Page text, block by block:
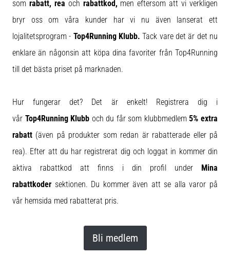
8 min. läsning
Blixtsnabb
löpning
och
Vad
de
och
hur
genomförs
de?
praktiken
som rabatt, rea och rabattkod, men eftersom att vi verkligen
bryr oss om våra kunder har vi nu även lanserat ett
lojalitetsprogram - Top4Running Klubb.Tack vare det är det nu
enklare än någonsin att köpa dina favoriter från Top4Running
till det bästa priset på marknaden.
Hur fungerar det? Det är enkelt! Registrera dig i
vår Top4Running Klubb och du får som klubbmedlem5% extra
rabatt (även på produkter som redan är rabatterade eller på
rea). Efter att du har registrerat dig och loggat in kommer din
aktiva rabattkod att finns i din profil under Mina
rabattkoder sektionen. Du kommer även att se alla varor på
vår hemsida med rabatterat pris.
Bli medlem